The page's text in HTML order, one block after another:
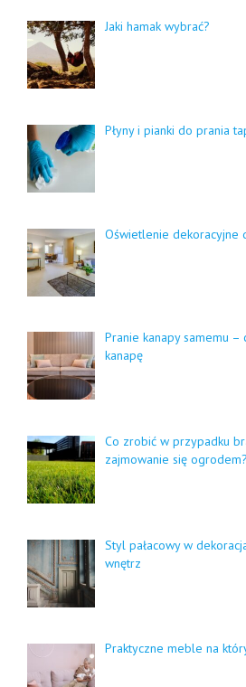
Jaki hamak wybrać?
Płyny i pianki do prania
Oświetlenie dekoracyjne
Pranie kanapy samemu
kanapę
Co zrobić w przypadku
zajmowanie się ogrodem?
Styl pałacowy w
wnętrz
Praktyczne meble na